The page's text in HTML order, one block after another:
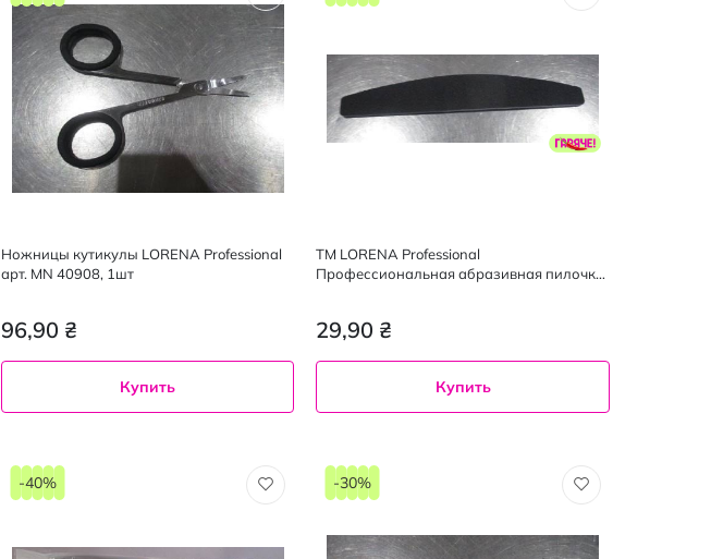
Ножницы кутикулы LORENA Professional
арт. MN 40908, 1шт
96,90 ₴
Купить
TM LORENA Professional
Профессиональная абразивная пилочка
29,90 ₴
Купить
-40% -30%